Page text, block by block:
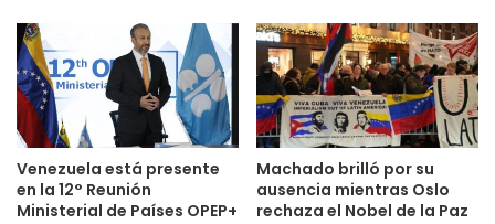
Venezuela está presente
en la 12° Reunión
Ministerial de Países OPEP+
Machado brilló por su
ausencia mientras Oslo
rechaza el Nobel de la Paz